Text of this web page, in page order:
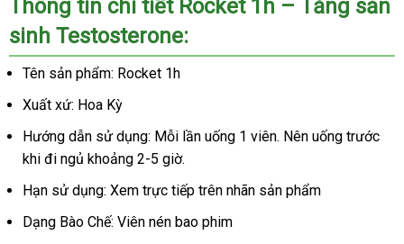
Thông tin chi tiết Rocket 1h – Tăng sản
sinh Testosterone:
Tên sản phẩm: Rocket 1h
Xuất xứ: Hoa Kỳ
Hướng dẫn sử dụng: Mỗi lần uống 1 viên. Nên uống trước
khi đi ngủ khoảng 2-5 giờ.
Hạn sử dụng: Xem trực tiếp trên nhãn sản phẩm
Dạng Bào Chế: Viên nén bao phim